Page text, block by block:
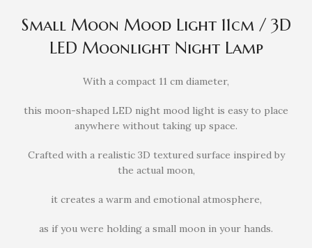
Small Moon Mood Light 11cm / 3D
LED Moonlight Night Lamp
With a compact 11 cm diameter,
this moon-shaped LED night mood light is easy to place
anywhere without taking up space.
Crafted with a realistic 3D textured surface inspired by
the actual moon,
it creates a warm and emotional atmosphere,
as if you were holding a small moon in your hands.